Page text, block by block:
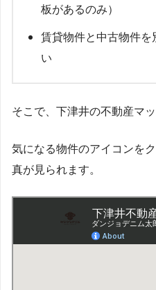
板があるのみ）
賃貸物件と中古物件
い
そこで、下津井の不動産マ
気になる物件のアイコンを
真が見られます。